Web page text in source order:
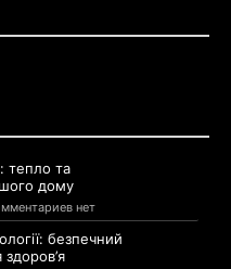
тепло та
дому
нет
безпечний